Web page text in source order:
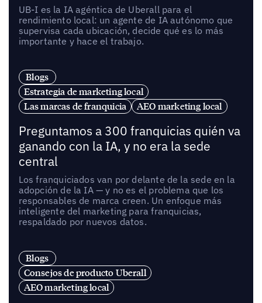
UB-I es la IA agéntica de Uberall para el
rendimiento local: un agente de IA autónomo que
supervisa cada ubicación, decide qué es lo más
importante y hace el trabajo.
Blogs
Estrategia de marketing local
Las marcas de franquicia
AEO marketing local
Preguntamos a 300 franquicias quién va
ganando con la IA, y no era la sede
central
Los franquiciados van por delante de la sede en la
adopción de la IA — y no es el problema que los
responsables de marca creen. Un enfoque más
inteligente del marketing para franquicias,
respaldado por nuevos datos.
Blogs
Consejos de producto Uberall
AEO marketing local